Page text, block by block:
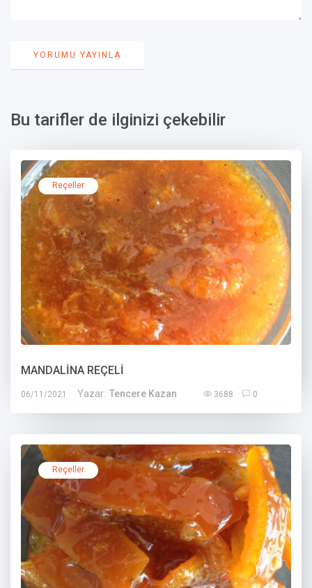
Bu tarifler de ilginizi çekebilir
Reçeller
MANDALİNA REÇELİ
06/11/2021 Yazar: Tencere Kazan 3688 0
Reçeller